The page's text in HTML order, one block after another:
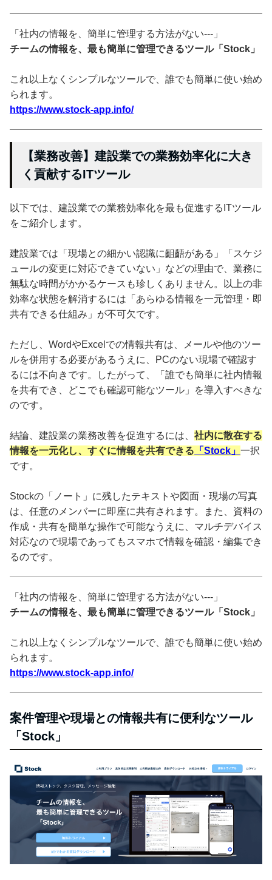
「社内の情報を、簡単に管理する方法がない---」
チームの情報を、最も簡単に管理できるツール「Stock」
これ以上なくシンプルなツールで、誰でも簡単に使い始め
られます。
https://www.stock-app.info/
【業務改善】建設業での業務効率化に大き
く貢献するITツール
以下では、建設業での業務効率化を最も促進するITツール
をご紹介します。
建設業では「現場との細かい認識に齟齬がある」「スケジ
ュールの変更に対応できていない」などの理由で、業務に
無駄な時間がかかるケースも珍しくありません。以上の非
効率な状態を解消するには「あらゆる情報を一元管理・即
共有できる仕組み」が不可欠です。
ただし、WordやExcelでの情報共有は、メールや他のツー
ルを併用する必要があるうえに、PCのない現場で確認す
るには不向きです。したがって、「誰でも簡単に社内情報
を共有でき、どこでも確認可能なツール」を導入すべきな
のです。
結論、建設業の業務改善を促進するには、 社内に散在する
情報を一元化し、すぐに情報を共有できる 「Stock」 一択
です。
Stockの「ノート」に残したテキストや図面・現場の写真
は、任意のメンバーに即座に共有されます。また、資料の
作成・共有を簡単な操作で可能なうえに、マルチデバイス
対応なので現場であってもスマホで情報を確認・編集でき
るのです。
「社内の情報を、簡単に管理する方法がない---」
チームの情報を、最も簡単に管理できるツール「Stock」
これ以上なくシンプルなツールで、誰でも簡単に使い始め
られます。
https://www.stock-app.info/
案件管理や現場との情報共有に便利なツール
「Stock」